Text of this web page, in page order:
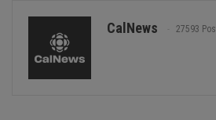
CalNews 27593